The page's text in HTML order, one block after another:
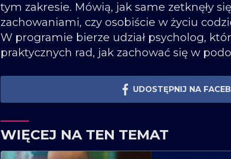
tym zakresie. Mówią, jak same zetknęły
zachowaniami, czy osobiście w życiu
W programie bierze udział psycholog,
praktycznych rad, jak zachować się w
UDOSTĘPNIJ NA
WIĘCEJ NA TEN TEMAT